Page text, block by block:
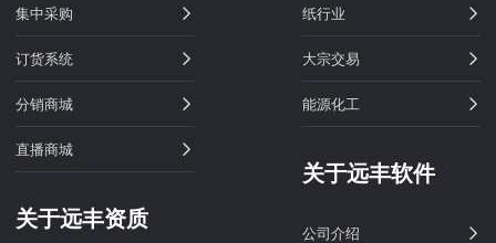
集中采购
订货系统
分销商城
直播商城
关于远丰资质
纸行业
大宗交易
能源化工
关于远丰软件
公司介绍